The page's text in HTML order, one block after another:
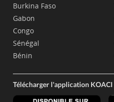
Burkina Faso
Gabon
Congo
Sénégal
Bénin
Télécharger l'application KOACI